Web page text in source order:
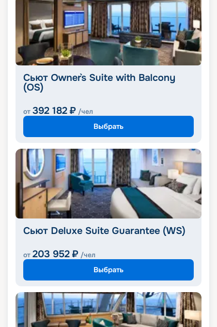
Сьют Owner`s Suite with Balcony
(OS)
от 392 182 ₽ /чел
Выбрать
Сьют Deluxe Suite Guarantee (WS)
от 203 952 ₽ /чел
Выбрать